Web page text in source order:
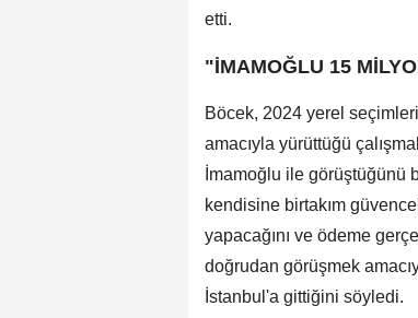
etti.
"İMAMOĞLU 15
Böcek, 2024 yerel
amacıyla yürüttüğü
İmamoğlu ile görüştüğünü
kendisine birtakım
yapacağını ve ödeme
doğrudan görüşmek
İstanbul'a gittiğini söyledi.